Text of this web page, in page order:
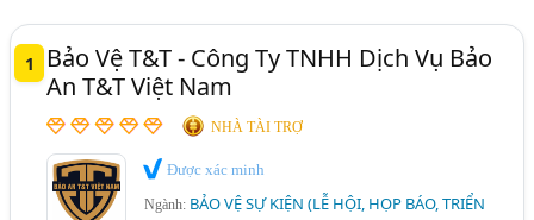
Hưng Yên
Hà Tĩnh Hòa Bình
Khánh Hòa
Nam Định
Nghệ An Phú Thọ
Phú Yên
Quảng Ninh
Thái Bình
Thái Nguyên
Thanh Hóa
Thừa Thiên Huế
Vĩnh Phúc
Đắk Lắk Bạc Liêu
Bắc Giang
1
Bảo Vệ T&T - Công Ty TNHH Dịch Vụ Bảo
An T&T Việt Nam
NHÀ TÀI TRỢ
Được xác minh
Ngành: BẢO VỆ SỰ KIỆN (LỄ HỘI, HỌP BÁO, TRIỂN